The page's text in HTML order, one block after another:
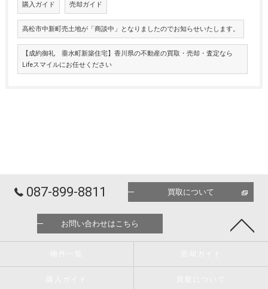
購入ガイド 売却ガイド
高松市中新町売土地が「商談中」となりましたのでお知らせいたします。
【成約御礼 垂水町新築住宅】香川県の不動産の買取・売却・査定なら
Lifeスマイルにお任せください
087-899-8811 買取について
お問い合わせはこちら